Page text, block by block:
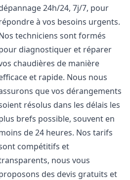
24h/24, 7j/7, pour
à vos besoins urgents.
techniciens sont formés
diagnostiquer et réparer
chaudières de manière
et rapide. Nous nous
que vos dérangements
résolus dans les délais les
brefs possible, souvent en
de 24 heures. Nos tarifs
compétitifs et
nous vous
des devis gratuits et